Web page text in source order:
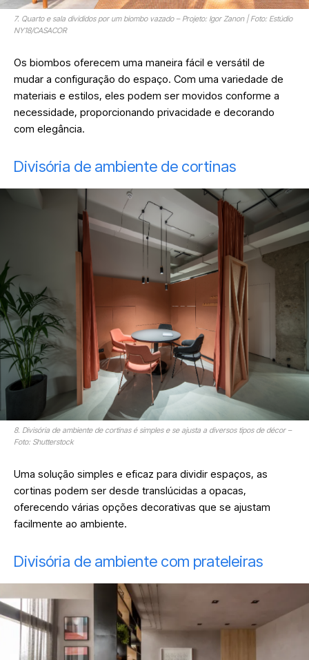
7. Quarto e sala divididos por um biombo vazado – Projeto: Igor Zanon | Foto: Estúdio
NY18/CASACOR
Os biombos oferecem uma maneira fácil e versátil de
mudar a configuração do espaço. Com uma variedade de
materiais e estilos, eles podem ser movidos conforme a
necessidade, proporcionando privacidade e decorando
com elegância.
Divisória de ambiente de cortinas
8. Divisória de ambiente de cortinas é simples e se ajusta a diversos tipos de décor –
Foto: Shutterstock
Uma solução simples e eficaz para dividir espaços, as
cortinas podem ser desde translúcidas a opacas,
oferecendo várias opções decorativas que se ajustam
facilmente ao ambiente.
Divisória de ambiente com prateleiras